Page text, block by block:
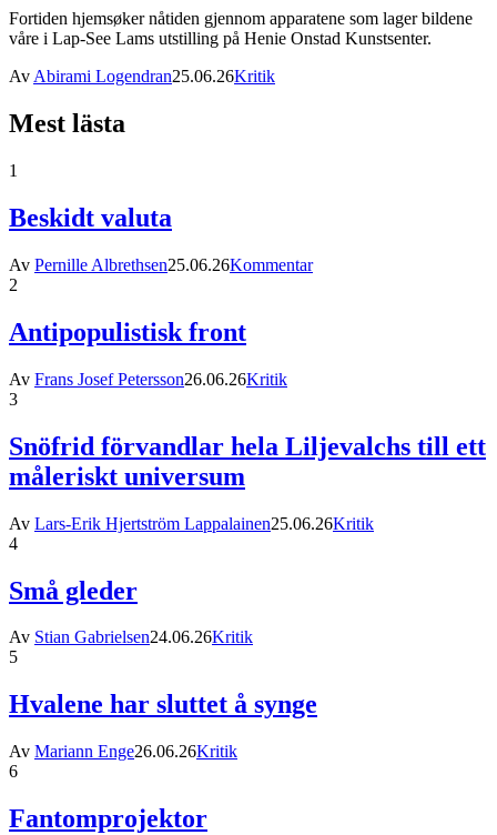
Fortiden hjemsøker nåtiden gjennom apparatene som lager bildene
våre i Lap-See Lams utstilling på Henie Onstad Kunstsenter.
Av Abirami Logendran25.06.26Kritik
Mest lästa
1
Beskidt valuta
Av Pernille Albrethsen25.06.26Kommentar
2
Antipopulistisk front
Av Frans Josef Petersson26.06.26Kritik
3
Snöfrid förvandlar hela Liljevalchs till ett
måleriskt universum
Av Lars-Erik Hjertström Lappalainen25.06.26Kritik
4
Små gleder
Av Stian Gabrielsen24.06.26Kritik
5
Hvalene har sluttet å synge
Av Mariann Enge26.06.26Kritik
6
Fantomprojektor